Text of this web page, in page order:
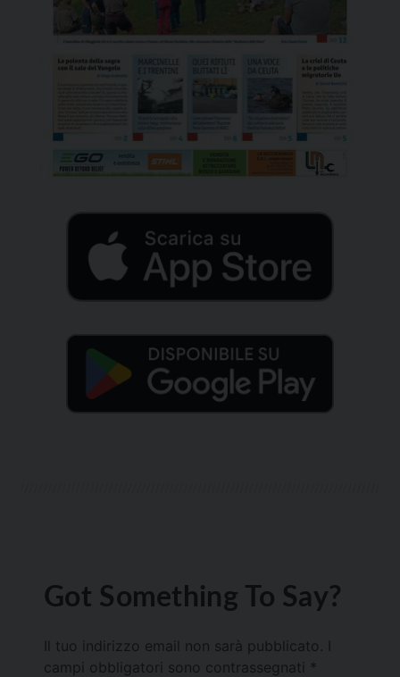
Got Something To Say?
Il tuo indirizzo email non sarà pubblicato.
campi obbligatori sono contrassegnati *